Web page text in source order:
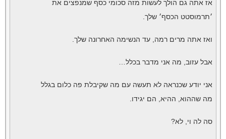
אז אתה גם הולך לעשות מזה סכומי כסף שמנפצים את
׳תרמוסטט הכסף׳ שלך.
ואז אתה מרים רמה, עד הנשימה האחרונה שלך.
אבל עזוב, מה אני מדבר בכלל…
אני יודע שכנראה לא תעשה עם מה שקיבלת פה כלום בגלל
מה שההוא, ההיא, הם יגידו.
סה לה וי, לא?